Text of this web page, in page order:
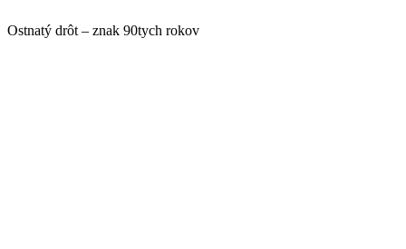
Ostnatý drôt – znak 90tych rokov